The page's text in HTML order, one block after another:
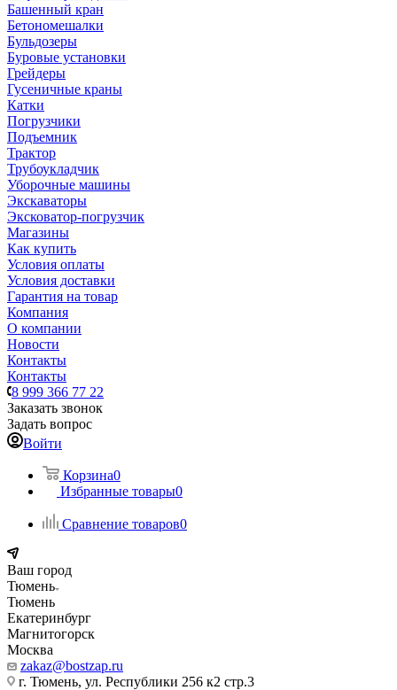
Башенный кран
Бетономешалки
Бульдозеры
Буровые установки
Грейдеры
Гусеничные краны
Катки
Погрузчики
Подъемник
Трактор
Трубоукладчик
Уборочные машины
Экскаваторы
Эксковатор-погрузчик
Магазины
Как купить
Условия оплаты
Условия доставки
Гарантия на товар
Компания
О компании
Новости
Контакты
Контакты
8 999 366 77 22
Заказать звонок
Задать вопрос
Войти
Корзина0
Избранные товары0
Сравнение товаров0
Ваш город
Тюмень
Тюмень
Екатеринбург
Магнитогорск
Москва
zakaz@bostzap.ru
г. Тюмень, ул. Республики 256 к2 стр.3